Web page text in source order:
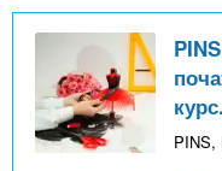
PINS,